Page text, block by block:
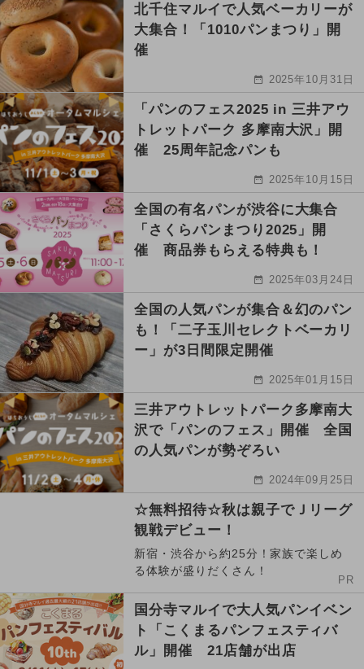
北千住マルイで人気ベーカリーが
大集合！「1010パンまつり」開
催
2025年10月31日
「パンのフェス2025 in 三井アウ
トレットパーク 多摩南大沢」開
催 25周年記念パンも
2025年10月15日
全国の有名パンが渋谷に大集合
「さくらパンまつり2025」開
催 商品券もらえる特典も！
2025年03月24日
全国の人気パンが集合＆幻のパン
も！「二子玉川セレクトベーカリ
ー」が3日間限定開催
2025年01月15日
三井アウトレットパーク多摩南大
沢で「パンのフェス」開催 全国
の人気パンが勢ぞろい
2024年09月25日
☆無料招待☆秋は親子でＪリーグ
観戦デビュー！
新宿・渋谷から約25分！家族で楽しめ
る体験が盛りだくさん！
PR
国分寺マルイで大人気パンイベン
ト「こくまるパンフェスティバ
ル」開催 21店舗が出店